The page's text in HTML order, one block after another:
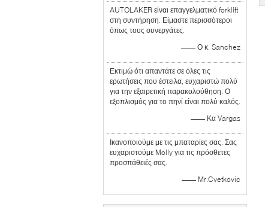
AUTOLAKER είναι επαγγελματικό forklift
στη συντήρηση. Είμαστε περισσότεροι
όπως τους συνεργάτες.
—— Ο κ. Sanchez
Εκτιμώ ότι απαντάτε σε όλες τις
ερωτήσεις που έστειλα, ευχαριστώ πολύ
για την εξαιρετική παρακολούθηση. Ο
εξοπλισμός για το πηνί είναι πολύ καλός.
—— Κα Vargas
Ικανοποιούμε με τις μπαταρίες σας. Σας
ευχαριστούμε Molly για τις πρόσθετες
προσπάθειές σας.
—— Mr.Cvetkovic